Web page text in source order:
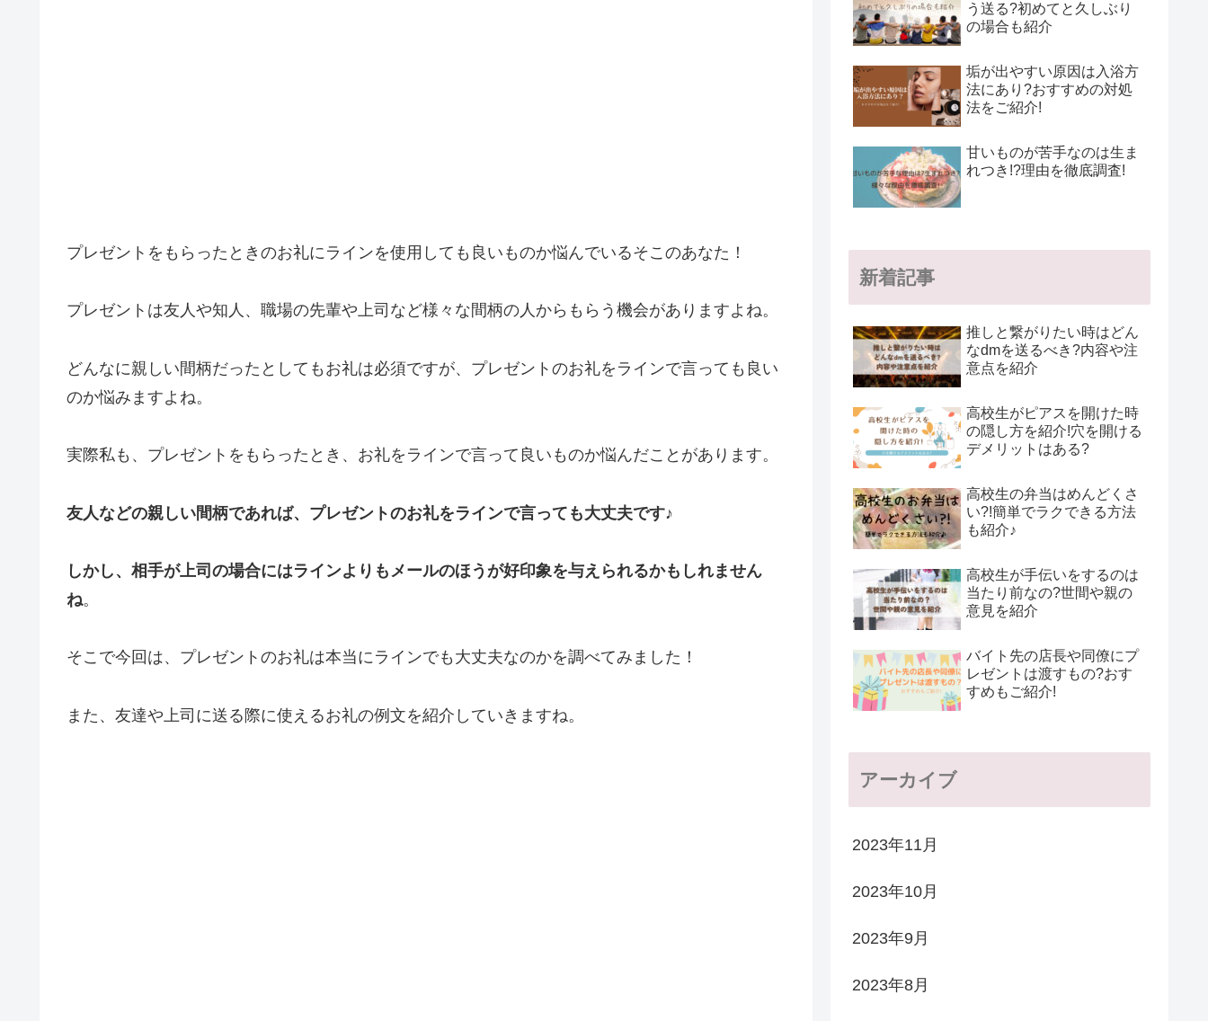
プレゼントをもらったときのお礼にラインを使用しても良いものか悩んでいるそこのあなた！
プレゼントは友人や知人、職場の先輩や上司など様々な間柄の人からもらう機会がありますよね。
どんなに親しい間柄だったとしてもお礼は必須ですが、プレゼントのお礼をラインで言っても良い
のか悩みますよね。
実際私も、プレゼントをもらったとき、お礼をラインで言って良いものか悩んだことがあります。
友人などの親しい間柄であれば、プレゼントのお礼をラインで言っても大丈夫です♪
しかし、相手が上司の場合にはラインよりもメールのほうが好印象を与えられるかもしれません
ね。
そこで今回は、プレゼントのお礼は本当にラインでも大丈夫なのかを調べてみました！
また、友達や上司に送る際に使えるお礼の例文を紹介していきますね。
う送る?初めてと久しぶり
の場合も紹介
垢が出やすい原因は入浴方
法にあり?おすすめの対処
法をご紹介!
甘いものが苦手なのは生ま
れつき!?理由を徹底調査!
新着記事
推しと繋がりたい時はどん
なdmを送るべき?内容や注
意点を紹介
高校生がピアスを開けた時
の隠し方を紹介!穴を開ける
デメリットはある?
高校生の弁当はめんどくさ
い?!簡単でラクできる方法
も紹介♪
高校生が手伝いをするのは
当たり前なの?世間や親の
意見を紹介
バイト先の店長や同僚にプ
レゼントは渡すもの?おす
すめもご紹介!
アーカイブ
2023年11月
2023年10月
2023年9月
2023年8月